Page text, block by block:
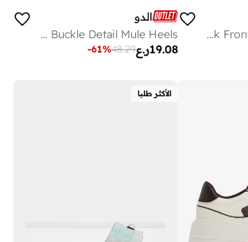
THALI Color Block Front Pocket Backpack
الدو
CINCINNATI Buckle Detail Mule Heels
ر.ع19.08
48.29
-61%
الأكثر طلبا